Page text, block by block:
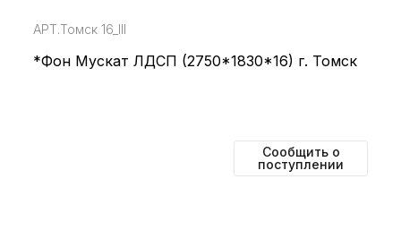
АРТ.Томск 16_III
*Фон Мускат ЛДСП (2750*1830*16) г. Томск
Сообщить о
поступлении